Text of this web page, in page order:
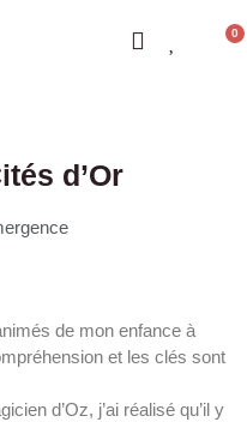
0
d’Or
de mon enfance à
et les clés sont
d’Oz, j’ai réalisé qu’il y